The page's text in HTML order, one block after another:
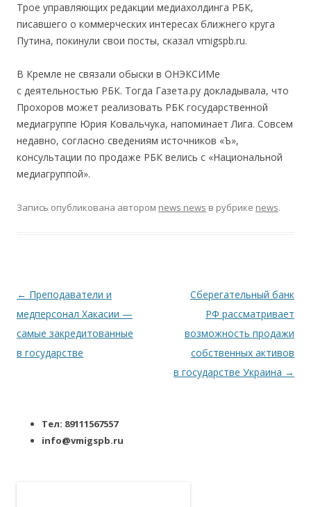
Трое управляющих редакции медиахолдинга РБК,
писавшего о коммерческих интересах ближнего круга
Путина, покинули свои посты, сказал vmigspb.ru.
В Кремле не связали обыски в ОНЭКСИМе
с деятельностью РБК. Тогда Газета.ру докладывала, что
Прохоров может реализовать РБК государственной
медиагруппе Юрия Ковальчука, напоминает Лига. Совсем
недавно, согласно сведениям источников «Ъ»,
консультации по продаже РБК велись с «Национальной
медиагруппой».
Запись опубликована автором news news в рубрике news.
Навигация по записям
← Преподаватели и
медперсонал Хакасии —
самые закредитованные
в государстве
Сберегательный банк
РФ рассматривает
возможность продажи
собственных активов
в государстве Украина →
Тел: 89111567557
info@vmigspb.ru